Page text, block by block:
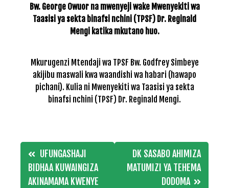
Bw. George Owuor na mwenyeji wake Mwenyekiti wa
Taasisi ya sekta binafsi nchini (TPSF) Dr. Reginald
Mengi katika mkutano huo.
Mkurugenzi Mtendaji wa TPSF Bw. Godfrey Simbeye
akijibu maswali kwa waandishi wa habari (hawapo
pichani). Kulia ni Mwenyekiti wa Taasisi ya sekta
binafsi nchini (TPSF) Dr. Reginald Mengi.
Post
navigation
UFUNGASHAJI
BIDHAA KUWAINGIZA
AKINAMAMA KWENYE
DK SASABO AHIMIZA
MATUMIZI YA TEHEMA
DODOMA